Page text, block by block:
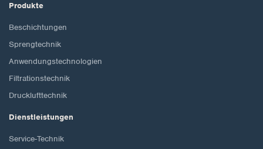
Produkte
Beschichtungen
Sprengtechnik
Anwendungstechnologien
Filtrationstechnik
Drucklufttechnik
Dienstleistungen
Service-Technik